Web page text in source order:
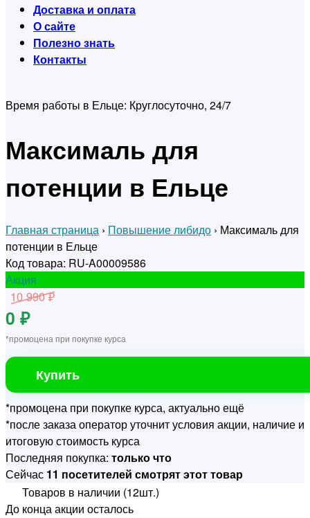
Доставка и оплата
О сайте
Полезно знать
Контакты
Время работы в Ельце: Круглосуточно, 24/7
Максималь для
потенции в Ельце
Главная страница › Повышение либидо › Максималь для
потенции в Ельце
Код товара: RU-A00009586
Акция
10 990 ₽
0 ₽
*промоцена при покупке курса
Купить
*промоцена при покупке курса, актуально ещё
*после заказа оператор уточнит условия акции, наличие и
итоговую стоимость курса
Последняя покупка: только что
Сейчас 11 посетителей смотрят этот товар
Товаров в наличии (12шт.)
До конца акции осталось